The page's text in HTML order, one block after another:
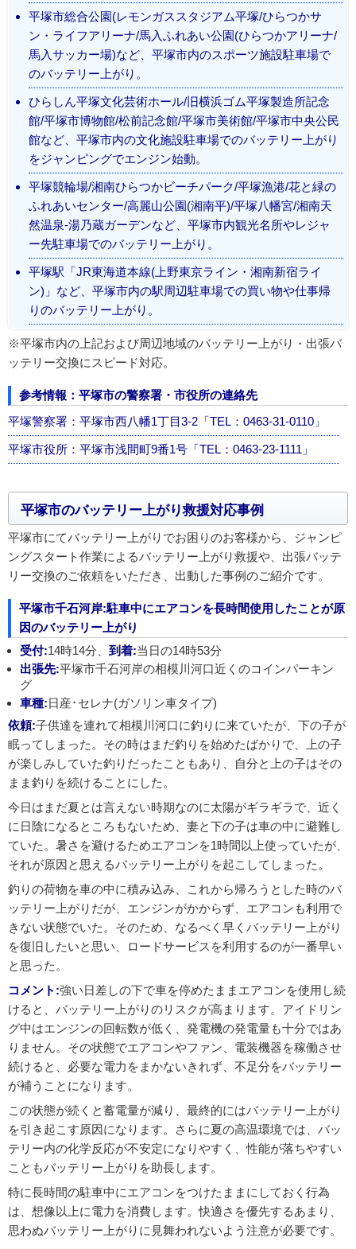
平塚市総合公園(レモンガススタジアム平塚/ひらつかサ
ン・ライフアリーナ/馬入ふれあい公園(ひらつかアリーナ/
馬入サッカー場)など、平塚市内のスポーツ施設駐車場で
のバッテリー上がり。
ひらしん平塚文化芸術ホール/旧横浜ゴム平塚製造所記念
館/平塚市博物館/松前記念館/平塚市美術館/平塚市中央公民
館など、平塚市内の文化施設駐車場でのバッテリー上がり
をジャンピングでエンジン始動。
平塚競輪場/湘南ひらつかビーチパーク/平塚漁港/花と緑の
ふれあいセンター/高麗山公園(湘南平)/平塚八幡宮/湘南天
然温泉-湯乃蔵ガーデンなど、平塚市内観光名所やレジャ
ー先駐車場でのバッテリー上がり。
平塚駅「JR東海道本線(上野東京ライン・湘南新宿ライ
ン)」など、平塚市内の駅周辺駐車場での買い物や仕事帰
りのバッテリー上がり。
※平塚市内の上記および周辺地域のバッテリー上がり・出張バ
ッテリー交換にスピード対応。
参考情報：平塚市の警察署・市役所の連絡先
平塚警察署：平塚市西八幡1丁目3-2「TEL：0463-31-0110」
平塚市役所：平塚市浅間町9番1号「TEL：0463-23-1111」
平塚市のバッテリー上がり救援対応事例
平塚市にてバッテリー上がりでお困りのお客様から、ジャンピ
ングスタート作業によるバッテリー上がり救援や、出張バッテ
リー交換のご依頼をいただき、出動した事例のご紹介です。
平塚市千石河岸:駐車中にエアコンを長時間使用したことが原
因のバッテリー上がり
受付:14時14分、 到着:当日の14時53分
出張先:平塚市千石河岸の相模川河口近くのコインパーキン
グ
車種:日産･セレナ(ガソリン車タイプ)
依頼:子供達を連れて相模川河口に釣りに来ていたが、下の子が
眠ってしまった。その時はまだ釣りを始めたばかりで、上の子
が楽しみしていた釣りだったこともあり、自分と上の子はその
まま釣りを続けることにした。
今日はまだ夏とは言えない時期なのに太陽がギラギラで、近く
に日陰になるところもないため、妻と下の子は車の中に避難し
ていた。暑さを避けるためエアコンを1時間以上使っていたが、
それが原因と思えるバッテリー上がりを起こしてしまった。
釣りの荷物を車の中に積み込み、これから帰ろうとした時のバ
ッテリー上がりだが、エンジンがかからず、エアコンも利用で
きない状態でいた。そのため、なるべく早くバッテリー上がり
を復旧したいと思い、ロードサービスを利用するのが一番早い
と思った。
コメント:強い日差しの下で車を停めたままエアコンを使用し続
けると、バッテリー上がりのリスクが高まります。アイドリン
グ中はエンジンの回転数が低く、発電機の発電量も十分ではあ
りません。その状態でエアコンやファン、電装機器を稼働させ
続けると、必要な電力をまかないきれず、不足分をバッテリー
が補うことになります。
この状態が続くと蓄電量が減り、最終的にはバッテリー上がり
を引き起こす原因になります。さらに夏の高温環境では、バッ
テリー内の化学反応が不安定になりやすく、性能が落ちやすい
こともバッテリー上がりを助長します。
特に長時間の駐車中にエアコンをつけたままにしておく行為
は、想像以上に電力を消費します。快適さを優先するあまり、
思わぬバッテリー上がりに見舞われないよう注意が必要です。